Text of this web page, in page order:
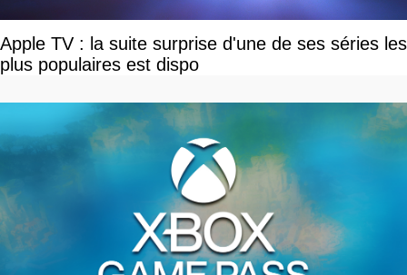
Apple TV : la suite surprise d'une de ses séries les
plus populaires est dispo